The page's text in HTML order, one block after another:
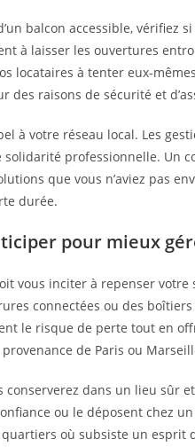
balcon accessible, vérifiez
à laisser les ouvertures
locataires à tenter eux-
des raisons de sécurité et
à votre réseau local. Les
professionnelle. Un
que vous n’aviez pas
durée.
pour mieux
vous inciter à repenser votre
connectées ou des
le risque de perte tout en
de Paris ou
dans un lieu sûr
ou le déposent chez
où subsiste un esprit